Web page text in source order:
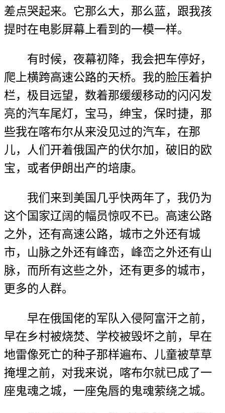
差点哭起来。它那么大，那么蓝，跟我孩
提时在电影屏幕上看到的一模一样。
有时候，夜幕初降，我会把车停好，
爬上横跨高速公路的天桥。我的脸压着护
栏，极目远望，数着那缓缓移动的闪闪发
亮的汽车尾灯，宝马，绅宝，保时捷，那
些我在喀布尔从来没见过的汽车，在那
儿，人们开着俄国产的伏尔加，破旧的欧
宝，或者伊朗出产的培康。
我们来到美国几乎快两年了，我仍为
这个国家辽阔的幅员惊叹不已。高速公路
之外，还有高速公路，城市之外还有城
市，山脉之外还有峰峦，峰峦之外还有山
脉，而所有这些之外，还有更多的城市，
更多的人群。
早在俄国佬的军队入侵阿富汗之前，
早在乡村被烧焚、学校被毁坏之前，早在
地雷像死亡的种子那样遍布、儿童被草草
掩埋之前，对我来说，喀布尔就已成了一
座鬼魂之城，一座兔唇的鬼魂萦绕之城。